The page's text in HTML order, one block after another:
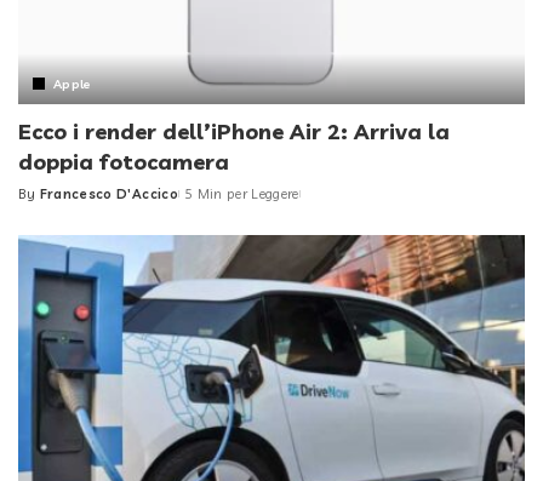
Apple
Ecco i render dell’iPhone Air 2: Arriva la
doppia fotocamera
Posted
By Francesco D'Accico 5 Min per Leggere